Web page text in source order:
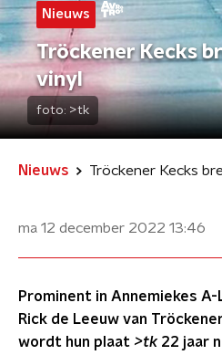
Nieuws
Tröckener Kecks
vinyl
foto: >tk
Nieuws Tröckener Kecks
ma 12 december 2022 13:46
Prominent in Annemiekes
Rick de Leeuw van
wordt hun plaat >tk 22 jaar